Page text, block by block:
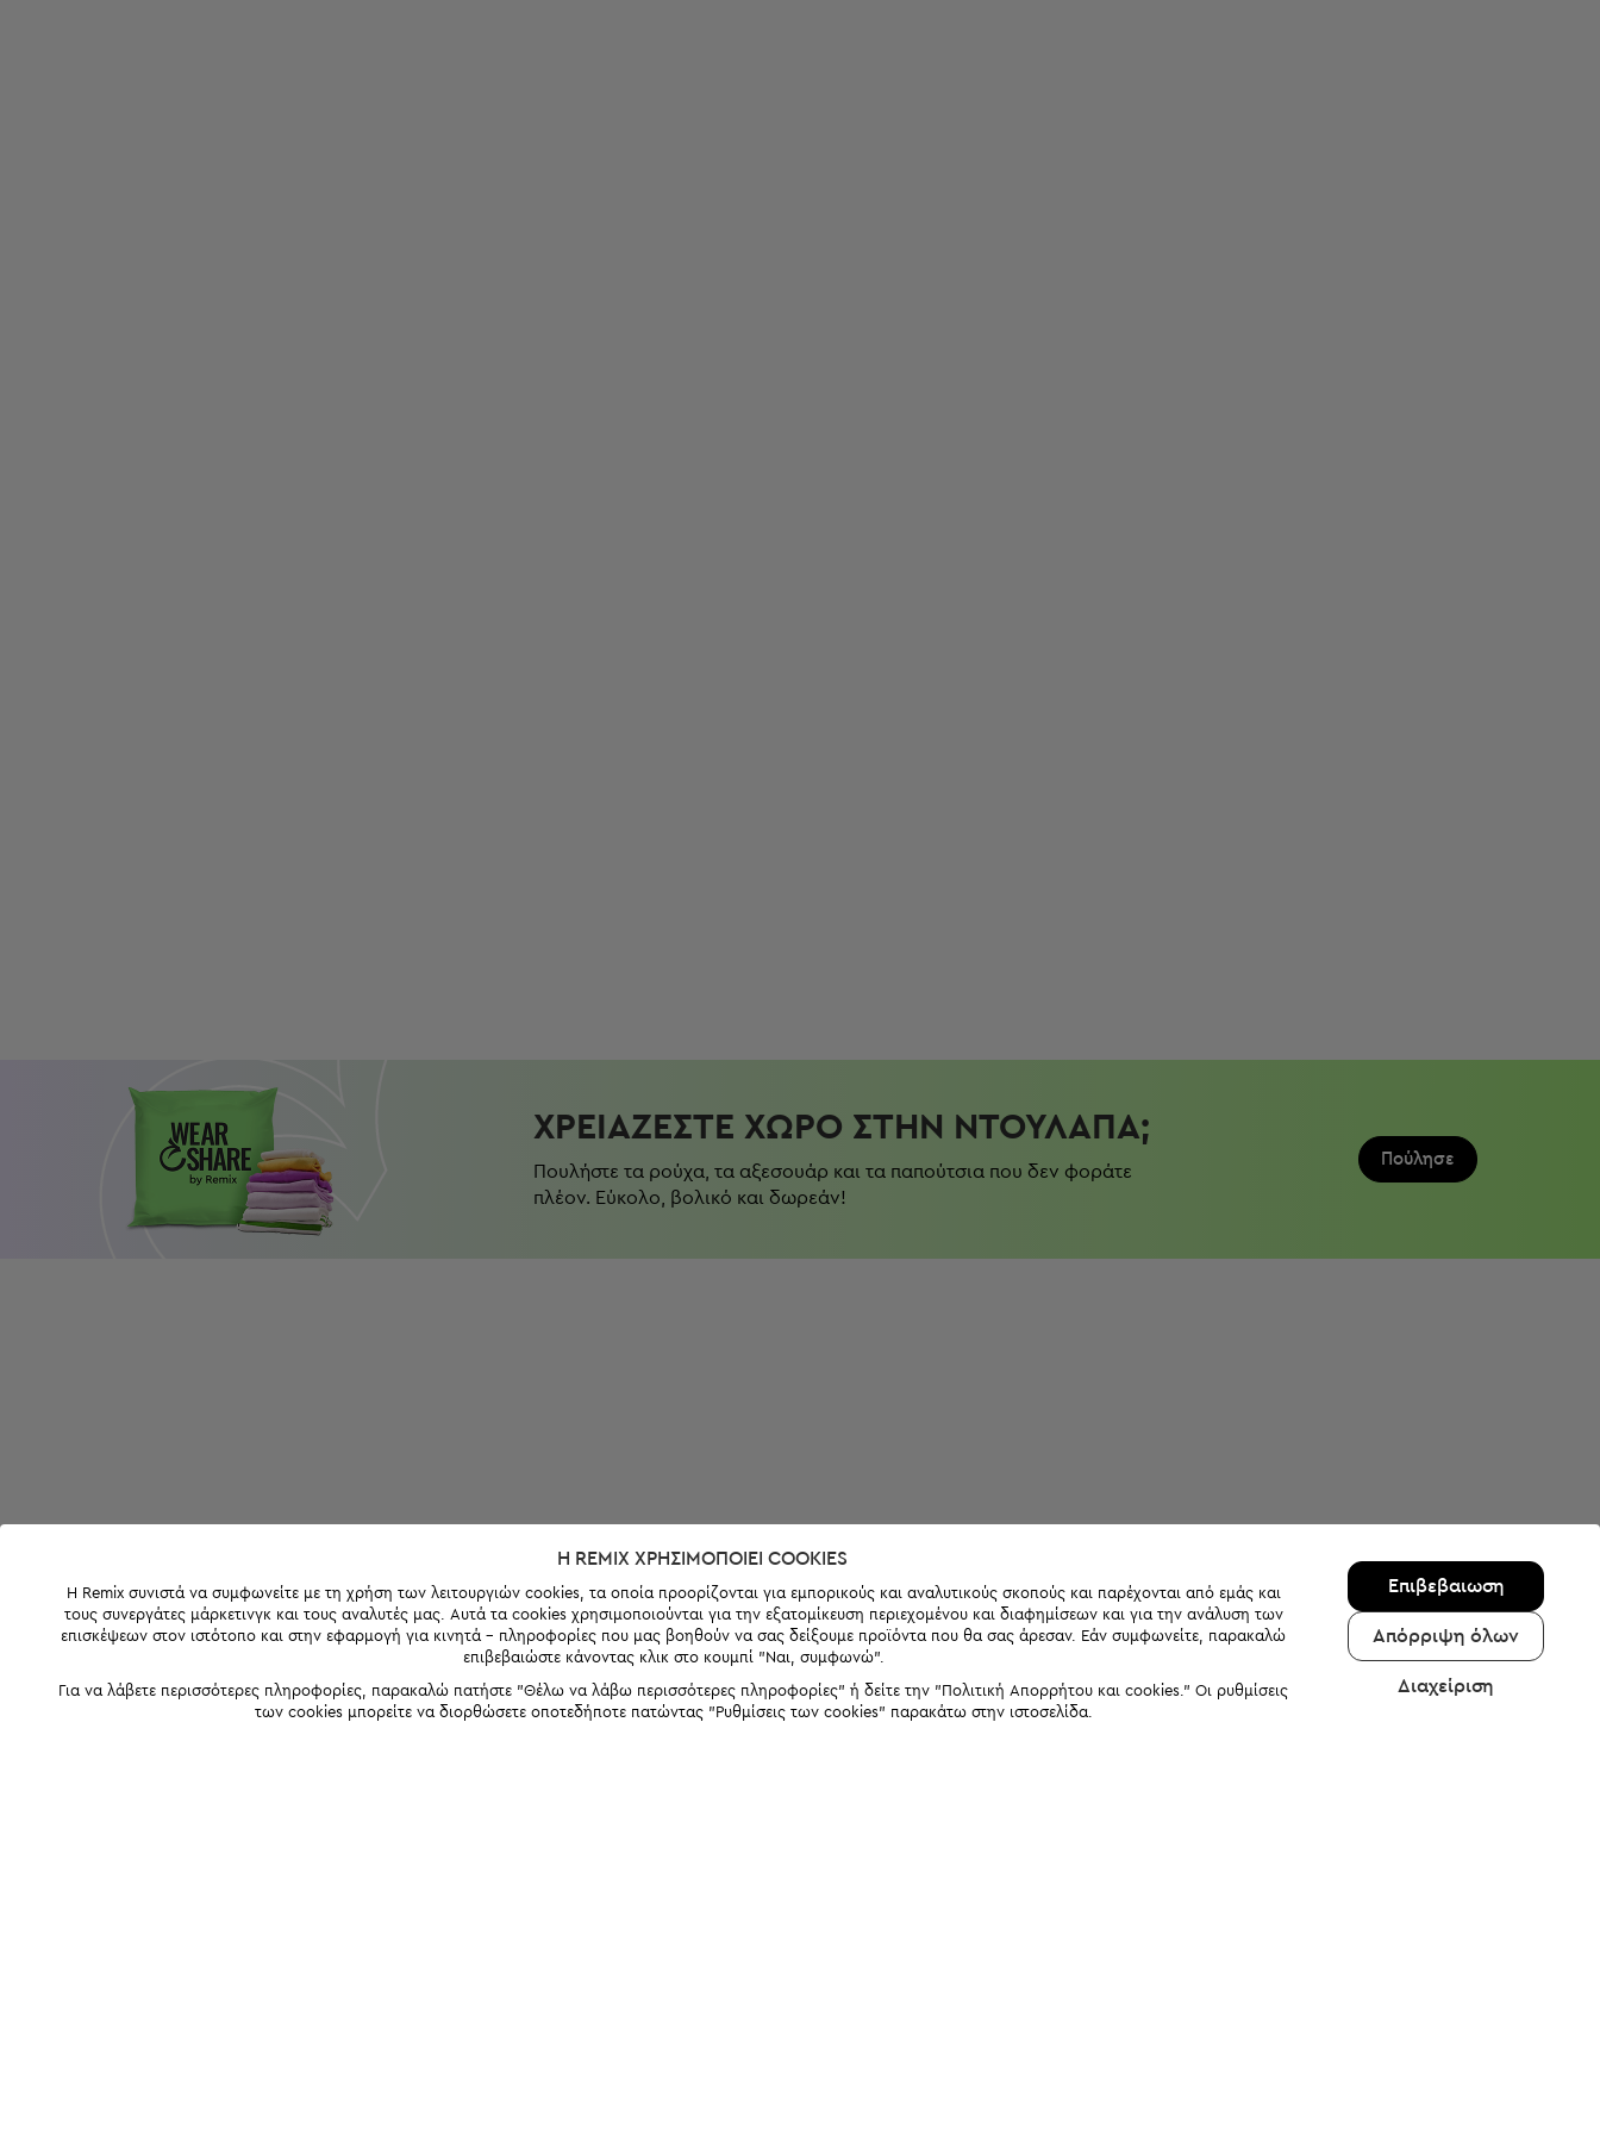
ΧΡΕΙΆΖΕΣΤΕ ΧΏΡΟ ΣΤΗΝ ΝΤΟΥΛΆΠΑ;
Πουλήστε τα ρούχα, τα αξεσουάρ και τα παπούτσια που δεν φοράτε
πλέον. Εύκολο, βολικό και δωρεάν!
Πούλησε
Η REMIX ΧΡΗΣΙΜΟΠΟΙΕΊ COOKIES
Η Remix συνιστά να συμφωνείτε με τη χρήση των λειτουργιών cookies, τα οποία προορίζονται για εμπορικούς και αναλυτικούς σκοπούς και παρέχονται από εμάς και
τους συνεργάτες μάρκετινγκ και τους αναλυτές μας. Αυτά τα cookies χρησιμοποιούνται για την εξατομίκευση περιεχομένου και διαφημίσεων και για την ανάλυση των
επισκέψεων στον ιστότοπο και στην εφαρμογή για κινητά - πληροφορίες που μας βοηθούν να σας δείξουμε προϊόντα που θα σας άρεσαν. Εάν συμφωνείτε, παρακαλώ
επιβεβαιώστε κάνοντας κλικ στο κουμπί "Ναι, συμφωνώ".
Για να λάβετε περισσότερες πληροφορίες, παρακαλώ πατήστε "Θέλω να λάβω περισσότερες πληροφορίες" ή δείτε την "Πολιτική Απορρήτου και cookies." Οι ρυθμίσεις
των cookies μπορείτε να διορθώσετε οποτεδήποτε πατώντας "Ρυθμίσεις των cookies" παρακάτω στην ιστοσελίδα.
Επιβεβαιωση
Απόρριψη όλων
Διαχείριση